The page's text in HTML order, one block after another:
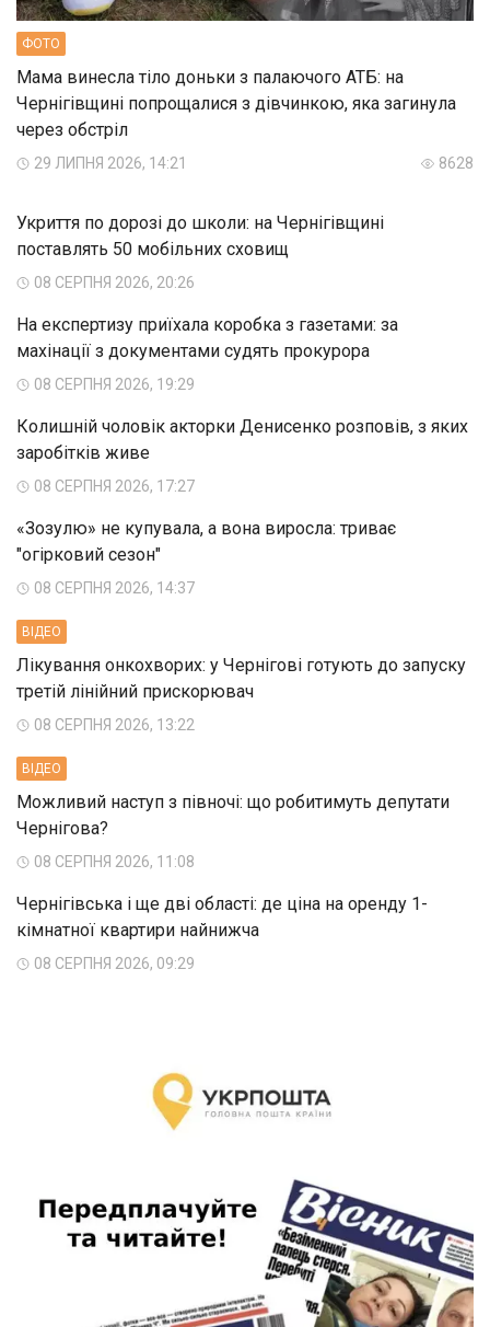
ФОТО
Мама винесла тіло доньки з палаючого АТБ: на
Чернігівщині попрощалися з дівчинкою, яка загинула
через обстріл
29 ЛИПНЯ 2026, 14:21 8628
Укриття по дорозі до школи: на Чернігівщині
поставлять 50 мобільних сховищ
08 СЕРПНЯ 2026, 20:26
На експертизу приїхала коробка з газетами: за
махінації з документами судять прокурора
08 СЕРПНЯ 2026, 19:29
Колишній чоловік акторки Денисенко розповів, з яких
заробітків живе
08 СЕРПНЯ 2026, 17:27
«Зозулю» не купувала, а вона виросла: триває
"огірковий сезон"
08 СЕРПНЯ 2026, 14:37
ВIДЕО
Лікування онкохворих: у Чернігові готують до запуску
третій лінійний прискорювач
08 СЕРПНЯ 2026, 13:22
ВIДЕО
Можливий наступ з півночі: що робитимуть депутати
Чернігова?
08 СЕРПНЯ 2026, 11:08
Чернігівська і ще дві області: де ціна на оренду 1-
кімнатної квартири найнижча
08 СЕРПНЯ 2026, 09:29